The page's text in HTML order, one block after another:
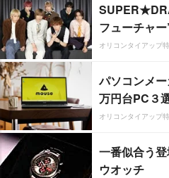
フューチャー
オリコンタイアップ
パソコンメ
万円台PC３
オリコンタイアップ
一番似合う
ウオッチ